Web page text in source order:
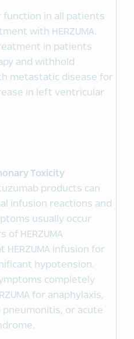
function in all patients
with HERZUMA.
in patients
and withhold
metastatic disease for
in left ventricular
Toxicity
products can
infusion reactions and
usually occur
HERZUMA
infusion for
hypotension.
completely
for anaphylaxis,
or acute